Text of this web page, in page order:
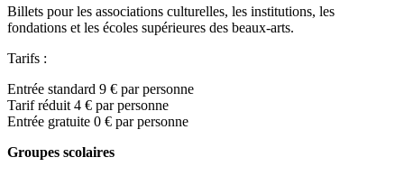
Billets pour les associations culturelles, les institutions, les
fondations et les écoles supérieures des beaux-arts.
Tarifs :
Entrée standard 9 € par personne
Tarif réduit 4 € par personne
Entrée gratuite 0 € par personne
Groupes scolaires